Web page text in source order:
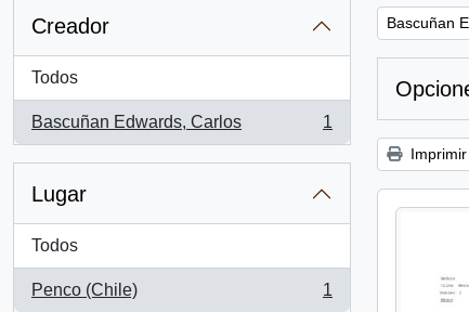
Creador
Todos
Bascuñan Edwards, Carlos
, 1 resultados
1
Lugar
Todos
Penco (Chile)
, 1 resultados
1
Remove
Bascuñan